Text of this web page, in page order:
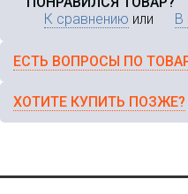
К сравнению или В
ЕСТЬ ВОПРОСЫ ПО
ХОТИТЕ КУПИТЬ ПОЗЖЕ?